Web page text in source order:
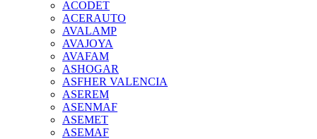
ACODET
ACERAUTO
AVALAMP
AVAJOYA
AVAFAM
ASHOGAR
ASFHER VALENCIA
ASEREM
ASENMAF
ASEMET
ASEMAF